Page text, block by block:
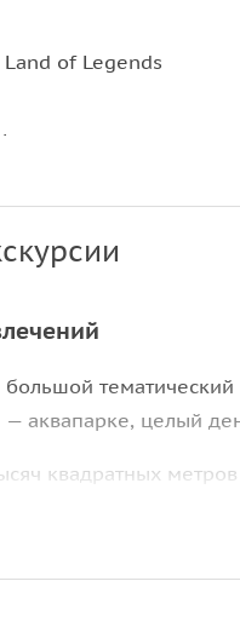
of Legends
из самых
Парка
горки, на которых
крутыми
тематический
— аквапарке, целый
квадратных
волновой